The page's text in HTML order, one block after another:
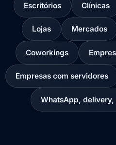
Escritórios Clínicas
Lojas Mercados
Coworkings
Empresas com servidores
WhatsApp, delivery,